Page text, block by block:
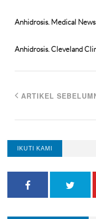
Anhidrosis. Medical
Anhidrosis. Cleveland
ARTIKEL
IKUTI KAMI